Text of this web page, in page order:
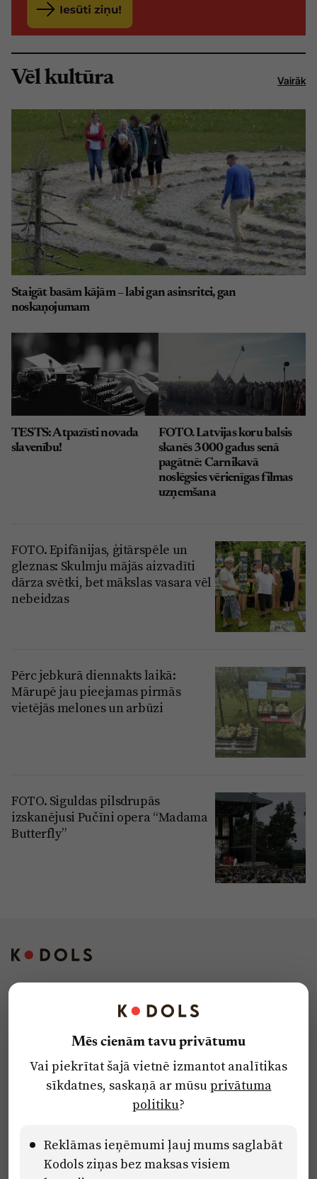
Vēl kultūra Vairāk
Staigāt basām kājām – labi gan asinsritei, gan
noskaņojumam
TESTS: Atpazīsti novada
slavenību!
FOTO. Latvijas koru balsis
skanēs 3000 gadus senā
pagātnē: Carnikavā
noslēgsies vērienīgas filmas
uzņemšana
FOTO. Epifānijas, ģitārspēle un
gleznas: Skulmju mājās aizvadīti
dārza svētki, bet mākslas vasara vēl
nebeidzas
Pērc jebkurā diennakts laikā:
Mārupē jau pieejamas pirmās
vietējās melones un arbūzi
FOTO. Siguldas pilsdrupās
izskanējusi Pučīni opera “Madama
Butterfly”
Privātuma politika
Ētikas kodekss
Pārredzamības paziņojumi
Mēs cienām tavu privātumu
Vai piekrītat šajā vietnē izmantot analītikas
sīkdatnes, saskaņā ar mūsuprivātuma
politiku?
Reklāmas ieņēmumi ļauj mums saglabāt
Kodols ziņas bez maksas visiem